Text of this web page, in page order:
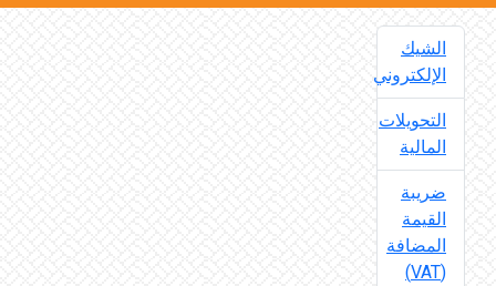
الشيك
الإلكتروني
التحويلات
المالية
ضريبة
القيمة
المضافة
(VAT)